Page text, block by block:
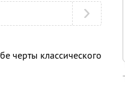
черты классического